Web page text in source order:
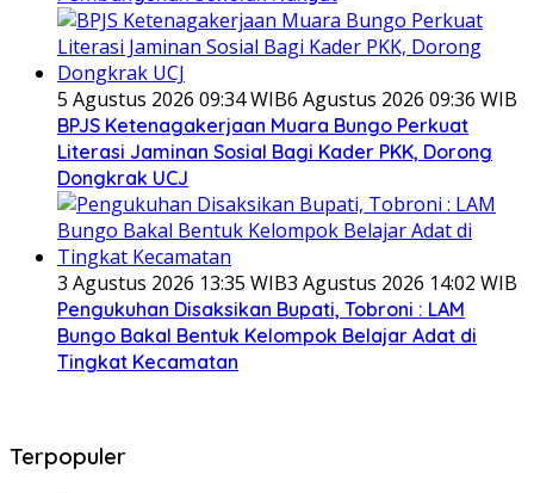
5 Agustus 2026 09:34 WIB6 Agustus 2026 09:36 WIB
BPJS Ketenagakerjaan Muara Bungo Perkuat
Literasi Jaminan Sosial Bagi Kader PKK, Dorong
Dongkrak UCJ
3 Agustus 2026 13:35 WIB3 Agustus 2026 14:02 WIB
Pengukuhan Disaksikan Bupati, Tobroni : LAM
Bungo Bakal Bentuk Kelompok Belajar Adat di
Tingkat Kecamatan
Terpopuler